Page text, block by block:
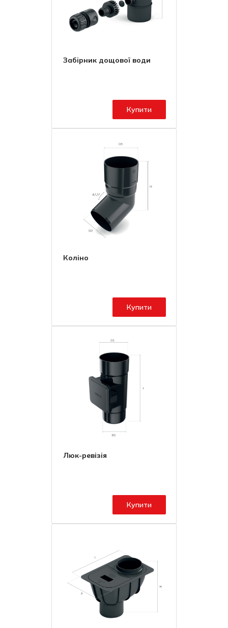
Забірник дощової води
Купити
Коліно
Купити
Люк-ревізія
Купити